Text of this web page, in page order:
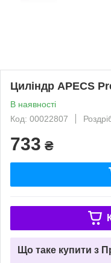
Циліндр APECS
В наявності
Код: 00022807
733 ₴
Що таке купити з